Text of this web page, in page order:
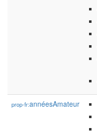
prop-fr:annéesAmateur